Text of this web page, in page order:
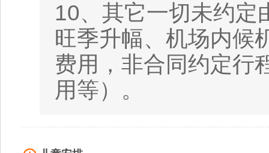
10、其它一切未约定
旺季升幅、机场内候
费用，非合同约定行
用等）。